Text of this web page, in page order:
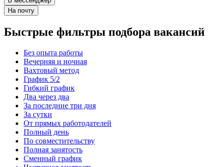
На почту
Быстрые фильтры подбора вакансий
Без опыта работы
Вечерняя и ночная
Вахтовый метод
График 5/2
Гибкий график
Два через два
За последние три дня
За сутки
От прямых работодателей
Полный день
По совместительству
Полная занятость
Сменный график